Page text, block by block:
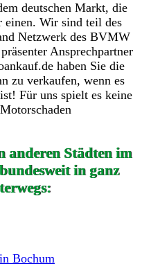
deutschen Markt, die
einen. Wir sind teil des
Netzwerk des BVMW
Ansprechpartner
haben Sie die
zu verkaufen, wenn es
Für uns spielt es keine
anderen Städten im
in ganz
Bochum